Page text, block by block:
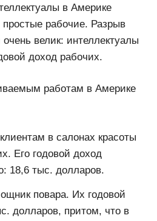
в Америке
рабочие. Разрыв
велик: интеллектуалы
доход рабочих.
работам в Америке
в салонах красоты
Его годовой доход
18,6 тыс. долларов.
повара. Их годовой
долларов, притом, что в